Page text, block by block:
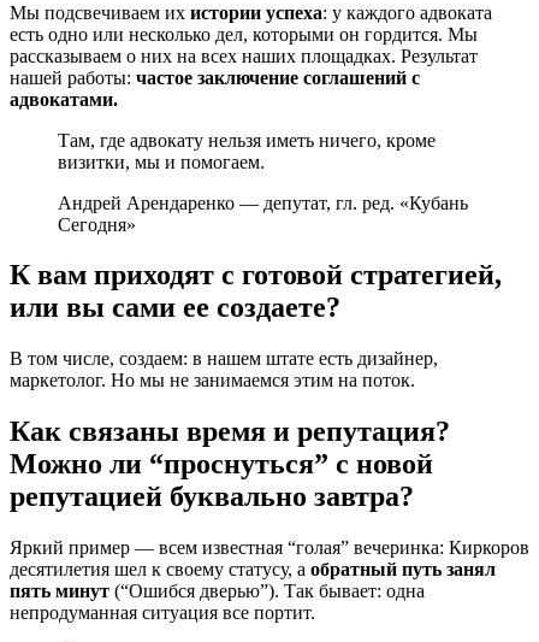
Мы подсвечиваем их истории успеха: у каждого адвоката
есть одно или несколько дел, которыми он гордится. Мы
рассказываем о них на всех наших площадках. Результат
нашей работы: частое заключение соглашений с
адвокатами.
Там, где адвокату нельзя иметь ничего, кроме
визитки, мы и помогаем.
Андрей Арендаренко — депутат, гл. ред. «Кубань
Сегодня»
К вам приходят с готовой стратегией,
или вы сами ее создаете?
В том числе, создаем: в нашем штате есть дизайнер,
маркетолог. Но мы не занимаемся этим на поток.
Как связаны время и репутация?
Можно ли “проснуться” с новой
репутацией буквально завтра?
Яркий пример — всем известная “голая” вечеринка: Киркоров
десятилетия шел к своему статусу, а обратный путь занял
пять минут (“Ошибся дверью”). Так бывает: одна
непродуманная ситуация все портит.